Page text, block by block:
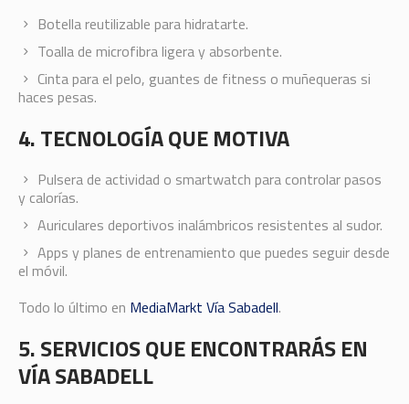
Botella reutilizable para hidratarte.
Toalla de microfibra ligera y absorbente.
Cinta para el pelo, guantes de fitness o muñequeras si
haces pesas.
4. TECNOLOGÍA QUE MOTIVA
Pulsera de actividad o smartwatch para controlar pasos
y calorías.
Auriculares deportivos inalámbricos resistentes al sudor.
Apps y planes de entrenamiento que puedes seguir desde
el móvil.
Todo lo último en MediaMarkt Vía Sabadell.
5. SERVICIOS QUE ENCONTRARÁS EN
VÍA SABADELL